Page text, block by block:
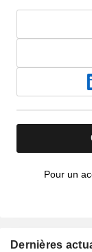
Pour un
Dernières